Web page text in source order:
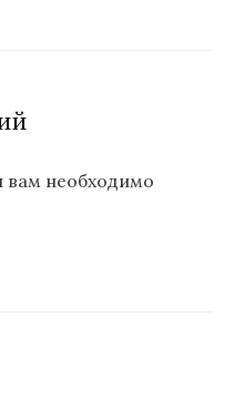
вам необходимо